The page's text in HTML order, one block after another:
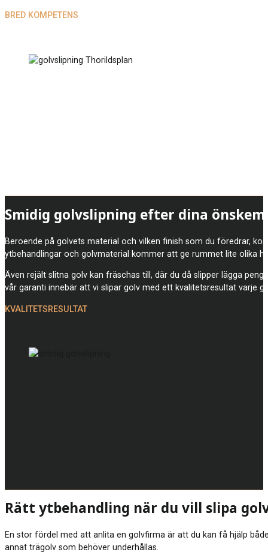
BRED KOMPETENS
Smidig golvslipning efter dina
Beroende på golvets material och vilken finish som du föredrar,
ytbehandlingar och golvmaterial kommer att ge rummet lite olika
Även rejält slitna golv kan fräschas till, där du då slipper lägga
vår garanti innebär att vi slipar golv med ett kvalitetsresultat varje
KVALITETSRESULTAT
Rätt ytbehandling när du vill slipa
En stor fördel med att anlita en golvfirma är att du kan få hjälp
annat trägolv som behöver underhållas.